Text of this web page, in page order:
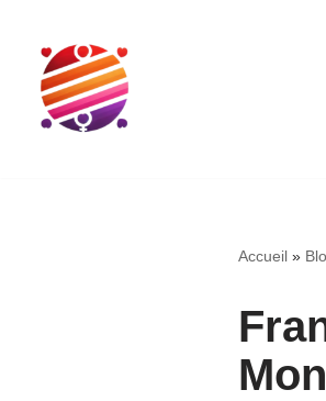
Aller
contenu
Accueil»